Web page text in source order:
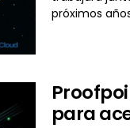
próximos
para